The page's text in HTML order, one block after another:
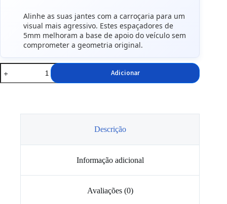
Alinhe as suas jantes com a carroçaria para um
visual mais agressivo. Estes espaçadores de
5mm melhoram a base de apoio do veículo sem
comprometer a geometria original.
Quantidade
de
JRWS1
Adicionar
Descrição
Informação adicional
Avaliações (0)